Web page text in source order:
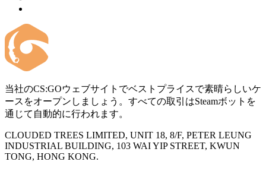
当社のCS:GOウェブサイトでベストプライスで素晴らしいケ
ースをオープンしましょう。すべての取引はSteamボットを
通じて自動的に行われます。
CLOUDED TREES LIMITED, UNIT 18, 8/F, PETER LEUNG
INDUSTRIAL BUILDING, 103 WAI YIP STREET, KWUN
TONG, HONG KONG.